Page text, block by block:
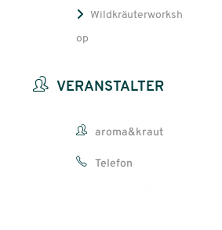
Wildkräuterworksh
op
VERANSTALTER
aroma&kraut
Telefon